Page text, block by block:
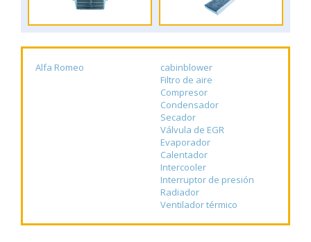
Alfa Romeo
cabinblower
Filtro de aire
Compresor
Condensador
Secador
Válvula de EGR
Evaporador
Calentador
Intercooler
Interruptor de presión
Radiador
Ventilador térmico